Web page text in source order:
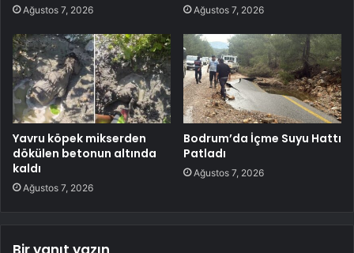
Ağustos 7, 2026 Ağustos 7, 2026
Yavru köpek mikserden
dökülen betonun altında
kaldı
Ağustos 7, 2026
Bodrum’da İçme Suyu Hattı
Patladı
Ağustos 7, 2026